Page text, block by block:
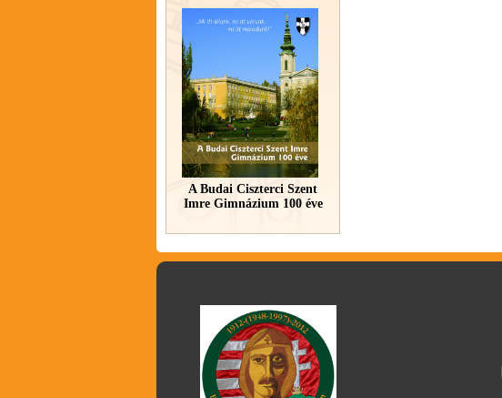
A Budai Ciszterci Szent
Imre Gimnázium 100 éve